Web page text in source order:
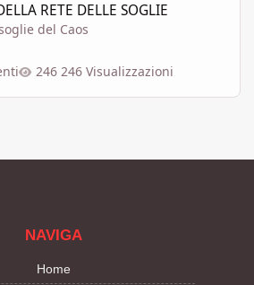
RETE DELLE SOGLIE
del Caos
246 Visualizzazioni
NAVIGA
Home